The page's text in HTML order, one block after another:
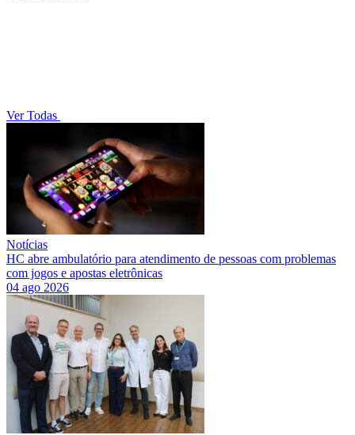
Ver Todas
Notícias
HC abre ambulatório para atendimento de pessoas com problemas
com jogos e apostas eletrônicas
04 ago 2026